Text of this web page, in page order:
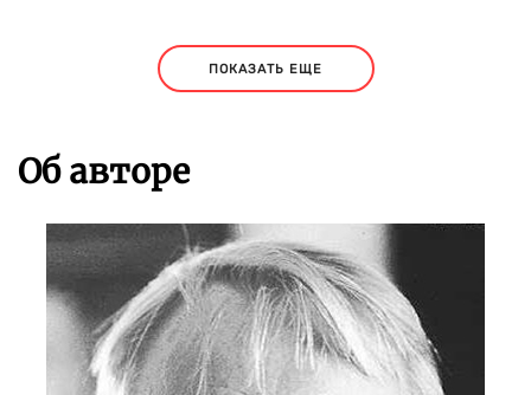
ПОКАЗАТЬ ЕЩЕ
Об авторе